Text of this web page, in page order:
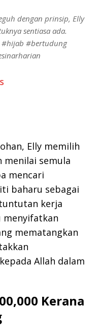
dengan prinsip, Elly
sentiasa ada.
#hijab #bertudung
Elly memilih
menilai semula
mencari
baharu sebagai
kerja
menyifatkan
mematangkan
Allah dalam
Kerana